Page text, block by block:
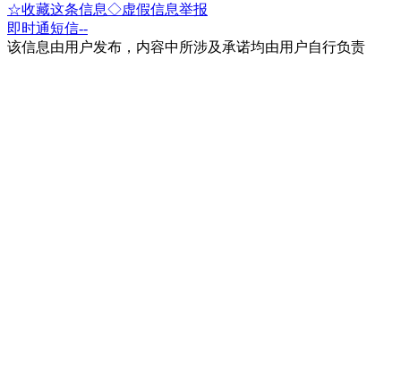
☆收藏这条信息◇虚假信息举报
即时通短信--
该信息由用户发布，内容中所涉及承诺均由用户自行负责